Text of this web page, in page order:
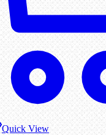
Quick View